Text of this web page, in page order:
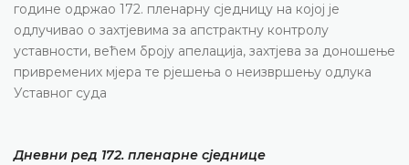
године одржао 172. пленарну сједницу на којој је
одлучивао о захтјевима за апстрактну контролу
уставности, већем броју апелација, захтјева за доношење
привремених мјера те рјешења о неизвршењу одлука
Уставног суда
Дневни ред 172. пленарне сједнице